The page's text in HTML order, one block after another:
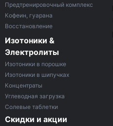
Предтренировочный комплекс
Кофеин, гуарана
Восстановление
Изотоники &
Электролиты
Изотоники в порошке
Изотоники в шипучках
Концентраты
Углеводная загрузка
Солевые таблетки
Скидки и акции